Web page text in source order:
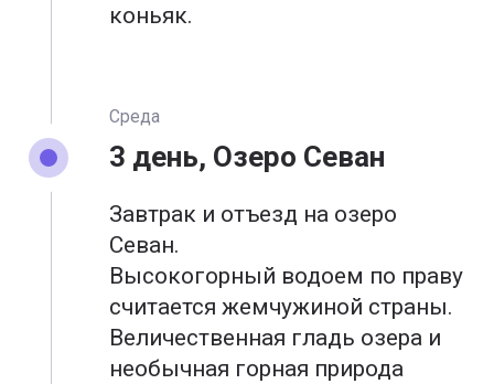
коньяк.
Среда
3 день, Озеро Севан
Завтрак и отъезд на озеро
Севан.
Высокогорный водоем по праву
считается жемчужиной страны.
Величественная гладь озера и
необычная горная природа